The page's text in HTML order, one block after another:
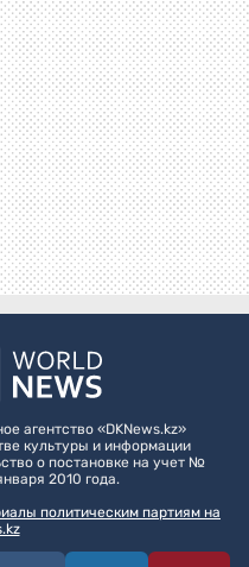
агентство «DKNews.kz»
культуры и информации
о постановке на учет №
2010 года.
политическим партиям на